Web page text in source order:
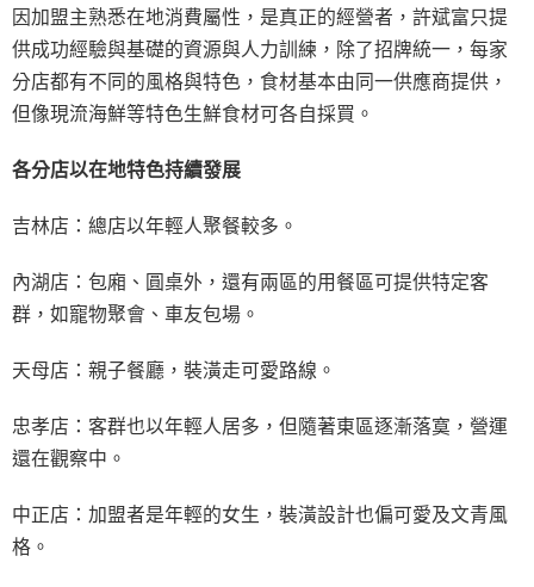
因加盟主熟悉在地消費屬性，是真正的經營者，許斌富只提
供成功經驗與基礎的資源與人力訓練，除了招牌統一，每家
分店都有不同的風格與特色，食材基本由同一供應商提供，
但像現流海鮮等特色生鮮食材可各自採買。
各分店以在地特色持續發展
吉林店：總店以年輕人聚餐較多。
內湖店：包廂、圓桌外，還有兩區的用餐區可提供特定客
群，如寵物聚會、車友包場。
天母店：親子餐廳，裝潢走可愛路線。
忠孝店：客群也以年輕人居多，但隨著東區逐漸落寞，營運
還在觀察中。
中正店：加盟者是年輕的女生，裝潢設計也偏可愛及文青風
格。